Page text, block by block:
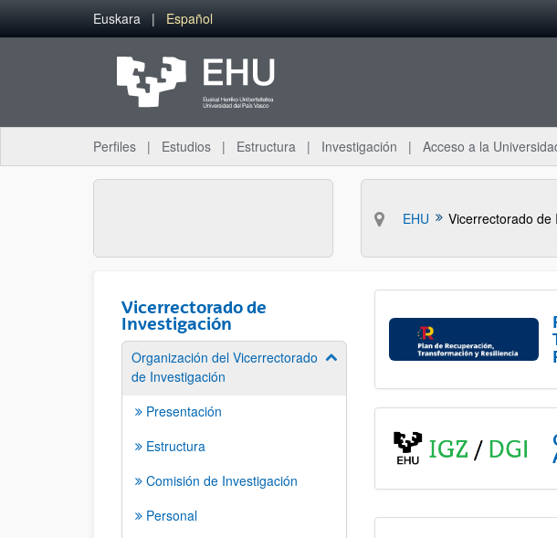
Saltar al contenido principal
Euskara Español
Perfiles Estudios Estructura Investigación Acceso a la
EHU Vicerrectorado de
Vicerrectorado de
Investigación
Organización del Vicerrectorado
de Investigación
Mostrar/ocultar subpáginas
Presentación
Estructura
Comisión de Investigación
Personal